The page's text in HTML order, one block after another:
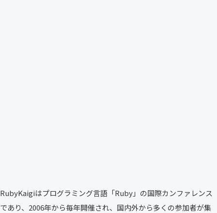
RubyKaigiはプログラミング言語「Ruby」の国際カンファレンス
であり、2006年から毎年開催され、国内外から多くの参加者が集